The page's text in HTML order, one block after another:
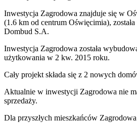
Inwestycja Zagrodowa znajduje się w
(1.6 km od centrum Oświęcimia),
Dombud S.A.
Inwestycja Zagrodowa została
użytkowania w 2 kw. 2015 roku.
Cały projekt składa się z 2 nowych
Aktualnie w inwestycji Zagrodowa nie
sprzedaży.
Dla przyszłych mieszkańców